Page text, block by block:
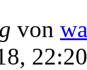
von
22:20